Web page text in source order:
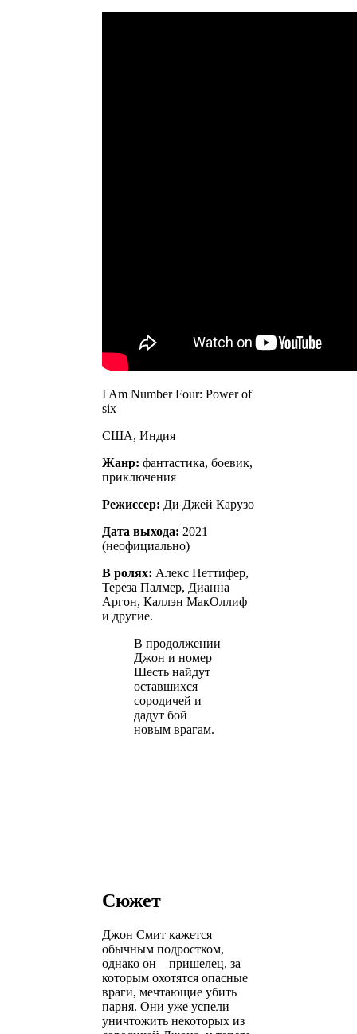
I Am Number Four: Power of
six
США, Индия
Жанр: фантастика, боевик,
приключения
Режиссер: Ди Джей Карузо
Дата выхода: 2021
(неофициально)
В ролях: Алекс Петтифер,
Тереза Палмер, Дианна
Аргон, Каллэн МакОллиф
и другие.
В продолжении
Джон и номер
Шесть найдут
оставшихся
сородичей и
дадут бой
новым врагам.
Сюжет
Джон Смит кажется
обычным подростком,
однако он – пришелец, за
которым охотятся опасные
враги, мечтающие убить
парня. Они уже успели
уничтожить некоторых из